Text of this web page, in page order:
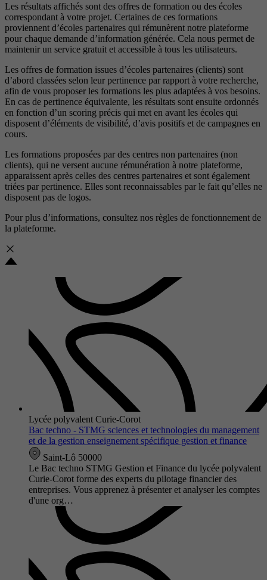
Les résultats affichés sont des offres de formation ou des écoles
correspondant à votre projet. Certaines de ces formations
proviennent d’écoles partenaires qui rémunèrent notre plateforme
pour chaque demande d’information générée. Cela nous permet de
maintenir un service gratuit et accessible à tous les utilisateurs.
Les offres de formation issues d’écoles partenaires (clients) sont
d’abord classées selon leur pertinence par rapport à votre recherche,
afin de vous proposer les formations les plus adaptées à vos besoins.
En cas de pertinence équivalente, les résultats sont ensuite ordonnés
en fonction d’un scoring précis qui met en avant les écoles qui
disposent d’éléments de visibilité, d’avis positifs et de campagnes en
cours.
Les formations proposées par des centres non partenaires (non
clients), qui ne versent aucune rémunération à notre plateforme,
apparaissent après celles des centres partenaires et sont également
triées par pertinence. Elles sont reconnaissables par le fait qu’elles ne
disposent pas de logos.
Pour plus d’informations, consultez nos règles de fonctionnement de
la plateforme.
Lycée polyvalent Curie-Corot
Bac techno - STMG sciences et technologies du management
et de la gestion enseignement spécifique gestion et finance
Saint-Lô 50000
Le Bac techno STMG Gestion et Finance du lycée polyvalent
Curie-Corot forme des experts du pilotage financier des
entreprises. Vous apprenez à présenter et analyser les comptes
d'une org…